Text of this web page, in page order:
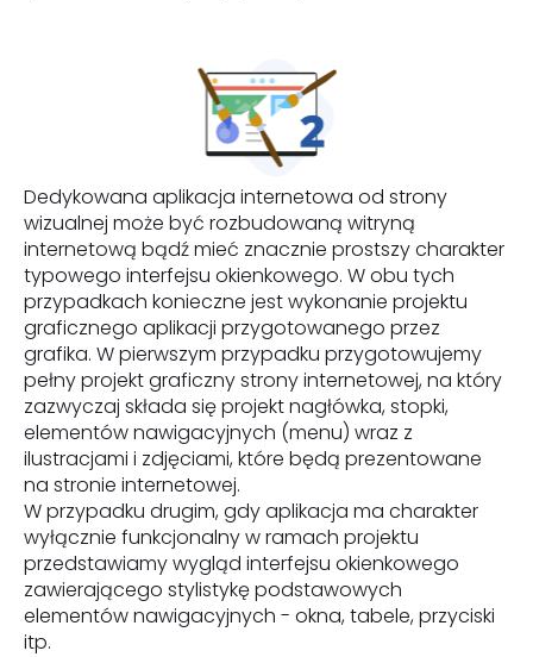
Dedykowana aplikacja internetowa od strony
wizualnej może być rozbudowaną witryną
internetową bądź mieć znacznie prostszy charakter
typowego interfejsu okienkowego. W obu tych
przypadkach konieczne jest wykonanie projektu
graficznego aplikacji przygotowanego przez
grafika. W pierwszym przypadku przygotowujemy
pełny projekt graficzny strony internetowej, na który
zazwyczaj składa się projekt nagłówka, stopki,
elementów nawigacyjnych (menu) wraz z
ilustracjami i zdjęciami, które będą prezentowane
na stronie internetowej.
W przypadku drugim, gdy aplikacja ma charakter
wyłącznie funkcjonalny w ramach projektu
przedstawiamy wygląd interfejsu okienkowego
zawierającego stylistykę podstawowych
elementów nawigacyjnych - okna, tabele, przyciski
itp.